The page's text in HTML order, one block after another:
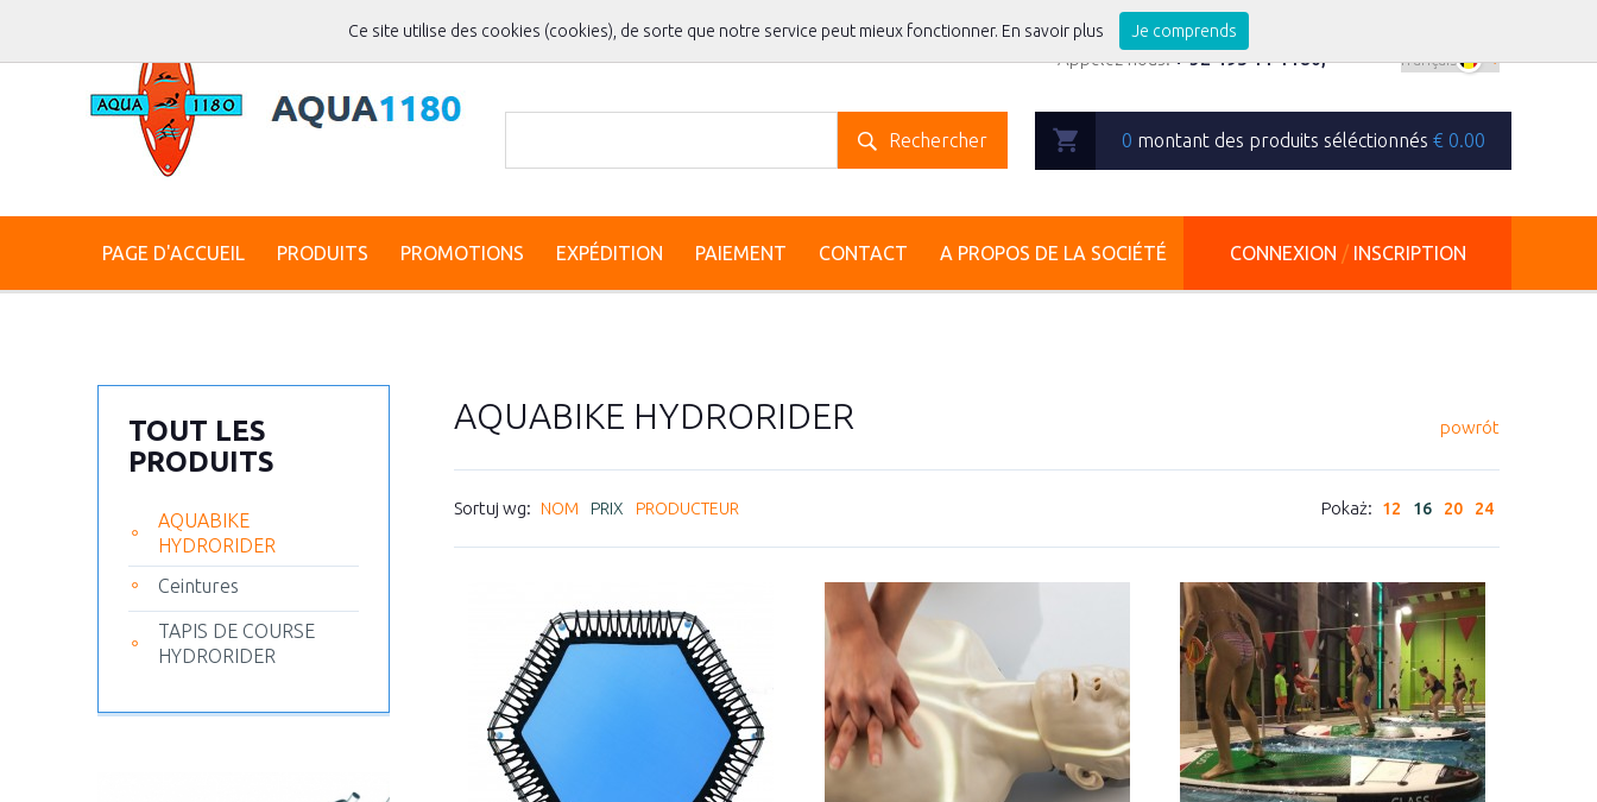
Appelez-nous:+ 32 495 11 1180,
Rechercher 0 montant des produits séléctionnés € 0.00
PAGE D'ACCUEIL PRODUITS PROMOTIONS EXPÉDITION PAIEMENT CONTACT A PROPOS DE LA SOCIÉTÉ CONNEXION /INSCRIPTION
TOUT LES
PRODUITS
AQUABIKE
HYDRORIDER
Ceintures
TAPIS DE COURSE
HYDRORIDER
AQUABIKE HYDRORIDER powrót
Sortuj wg: NOM PRIX PRODUCTEUR Pokaż: 12 16 20 24
Ce site utilise des cookies (cookies), de sorte que notre service peut mieux fonctionner. En savoir plus Je comprends